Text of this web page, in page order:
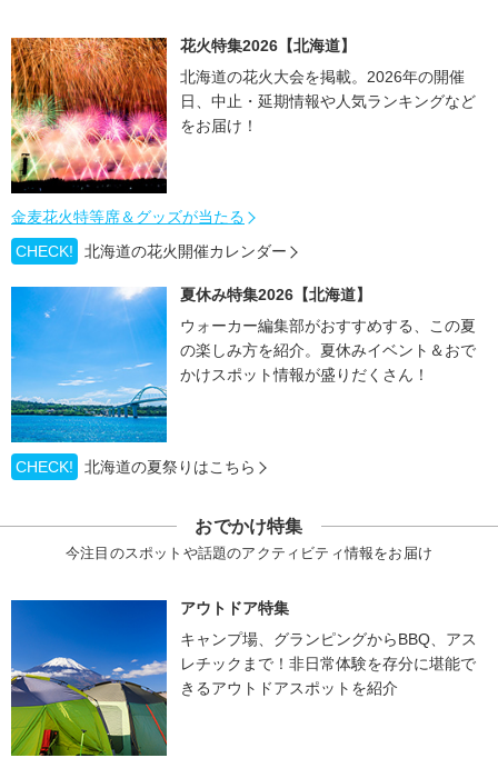
花火特集2026【北海道】
北海道の花火大会を掲載。2026年の開催
日、中止・延期情報や人気ランキングなど
をお届け！
金麦花火特等席＆グッズが当たる
CHECK!
北海道の花火開催カレンダー
夏休み特集2026【北海道】
ウォーカー編集部がおすすめする、この夏
の楽しみ方を紹介。夏休みイベント＆おで
かけスポット情報が盛りだくさん！
CHECK! 北海道の夏祭りはこちら
おでかけ特集
今注目のスポットや話題のアクティビティ情報をお届け
アウトドア特集
キャンプ場、グランピングからBBQ、アス
レチックまで！非日常体験を存分に堪能で
きるアウトドアスポットを紹介